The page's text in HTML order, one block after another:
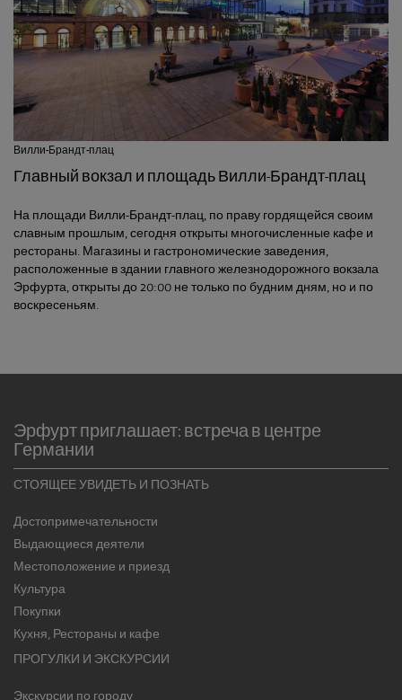
Вилли-Брандт-плац
Главный вокзал и площадь Вилли-Брандт-плац
На площади Вилли-Брандт-плац, по праву гордящейся своим
славным прошлым, сегодня открыты многочисленные кафе и
рестораны. Магазины и гастрономические заведения,
расположенные в здании главного железнодорожного вокзала
Эрфурта, открыты до 20:00 не только по будним дням, но и по
воскресеньям.
Эрфурт приглашает: встреча в центре
Германии
СТОЯЩЕЕ УВИДЕТЬ И ПОЗНАТЬ
Достопримечательности
Выдающиеся деятели
Местоположение и приезд
Культура
Покупки
Кухня, Рестораны и кафе
ПРОГУЛКИ И ЭКСКУРСИИ
Экскурсии по городу